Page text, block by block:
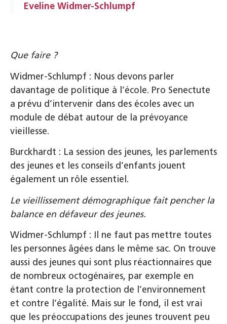
Eveline Widmer-Schlumpf
Que faire ?
Widmer-Schlumpf : Nous devons parler
davantage de politique à l’école. Pro Senectute
a prévu d’intervenir dans des écoles avec un
module de débat autour de la prévoyance
vieillesse.
Burckhardt : La session des jeunes, les parlements
des jeunes et les conseils d’enfants jouent
également un rôle essentiel.
Le vieillissement démographique fait pencher la
balance en défaveur des jeunes.
Widmer-Schlumpf : Il ne faut pas mettre toutes
les personnes âgées dans le même sac. On trouve
aussi des jeunes qui sont plus réactionnaires que
de nombreux octogénaires, par exemple en
étant contre la protection de l’environnement
et contre l’égalité. Mais sur le fond, il est vrai
que les préoccupations des jeunes trouvent peu